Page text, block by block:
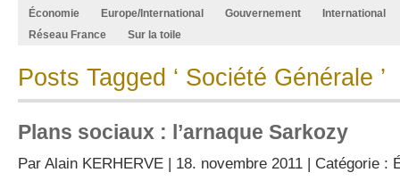
Économie
Europe/International Gouvernement
International
Réseau France
Sur la toile
Posts Tagged ‘ Société Générale ’
Plans sociaux : l’arnaque Sarkozy
Par Alain KERHERVE | 18. novembre 2011 | Catégorie :